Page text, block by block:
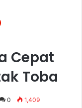
Cepat
Toba
0 1,409